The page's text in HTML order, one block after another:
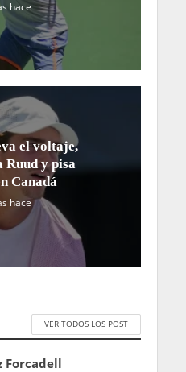
hace
el voltaje,
Ruud y pisa
Canadá
hace
VER TODOS LOS POST
Forcadell